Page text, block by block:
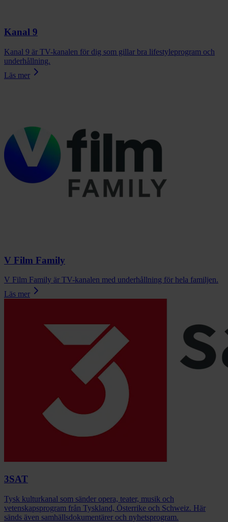
Kanal 9
Kanal 9 är TV-kanalen för dig som gillar bra lifestyleprogram och
underhållning.
Läs mer
V Film Family
V Film Family är TV-kanalen med underhållning för hela familjen.
Läs mer
3SAT
Tysk kulturkanal som sänder opera, teater, musik och
vetenskapsprogram från Tyskland, Österrike och Schweiz. Här
sänds även samhällsdokumentärer och nyhetsprogram.